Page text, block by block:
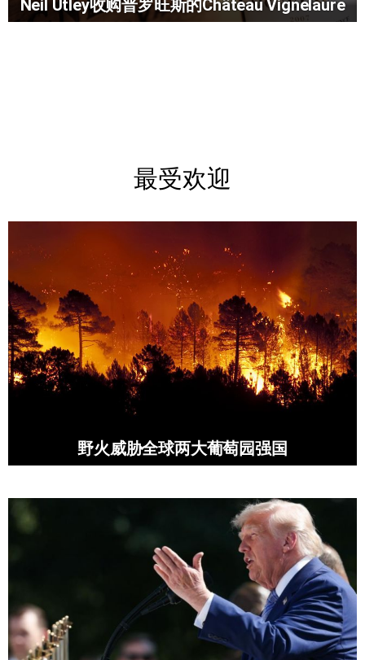
Neil Utley收购普罗旺斯的Château Vignelaure
最受欢迎
野火威胁全球两大葡萄园强国